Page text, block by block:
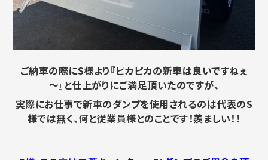
ご納車の際にS様より『ピカピカの新車は良いですねぇ
～』と仕上がりにご満足頂いたのですが、
実際にお仕事で新車のダンプを使用されるのは代表のS
様では無く、何と従業員様とのことです！羨ましい！！